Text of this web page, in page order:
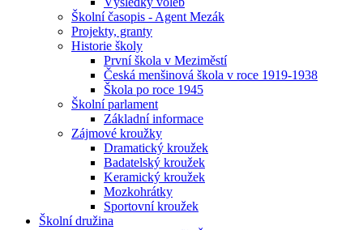
Školní časopis - Agent Mezák
Projekty, granty
Historie školy
První škola v Meziměstí
Česká menšinová škola v roce 1919-1938
Škola po roce 1945
Školní parlament
Základní informace
Zájmové kroužky
Dramatický kroužek
Badatelský kroužek
Keramický kroužek
Mozkohrátky
Sportovní kroužek
Školní družina